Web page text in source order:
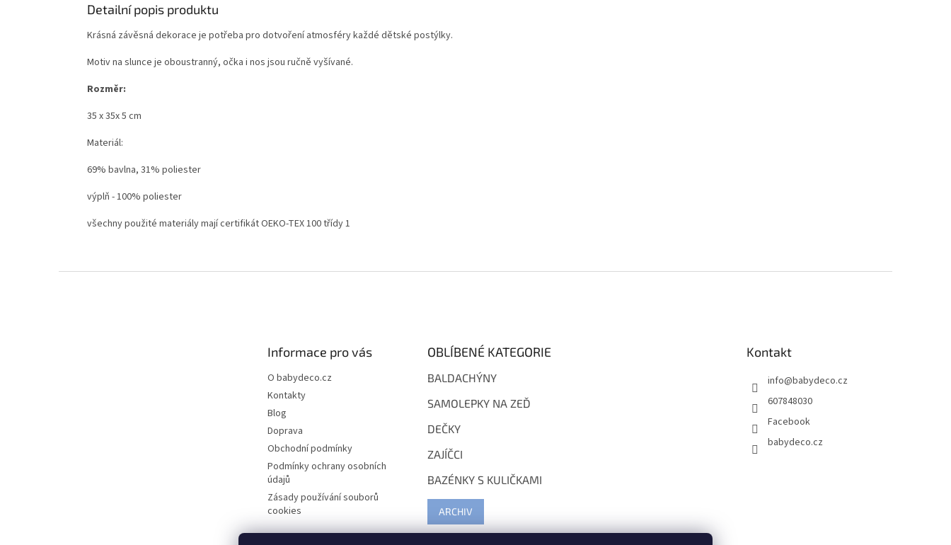
Detailní popis produktu
Krásná závěsná dekorace je potřeba pro dotvoření atmosféry každé dětské postýlky.
Motiv na slunce je oboustranný, očka i nos jsou ručně vyšívané.
Rozměr:
35 x 35x 5 cm
Materiál:
69% bavlna, 31% poliester
výplň - 100% poliester
všechny použité materiály mají certifikát OEKO-TEX 100 třídy 1
Informace pro vás
O babydeco.cz
Kontakty
Blog
Doprava
Obchodní podmínky
Podmínky ochrany osobních
údajů
Zásady používání souborů
cookies
OBLÍBENÉ KATEGORIE
BALDACHÝNY
SAMOLEPKY NA ZEĎ
DEČKY
ZAJÍČCI
BAZÉNKY S KULIČKAMI
ARCHIV
Kontakt
info@babydeco.cz
607848030
Facebook
babydeco.cz